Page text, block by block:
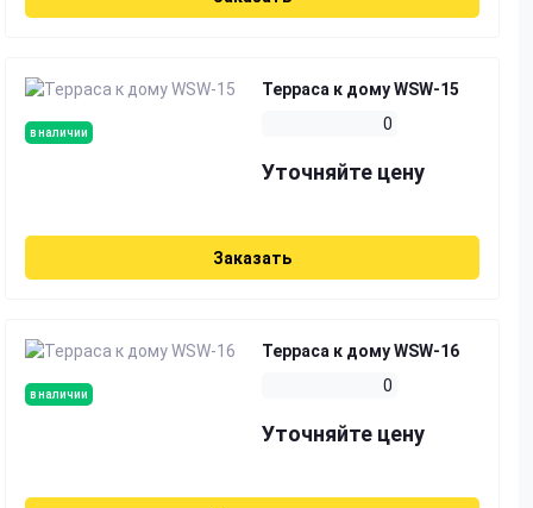
в наличии
Терраса к дому WSW-15
0
Уточняйте цену
Заказать
в наличии
Терраса к дому WSW-16
0
Уточняйте цену